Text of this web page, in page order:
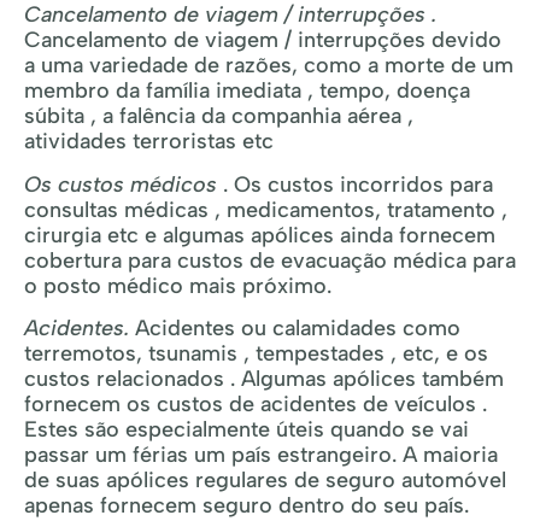
Cancelamento de viagem / interrupções .
Cancelamento de viagem / interrupções devido
a uma variedade de razões, como a morte de um
membro da família imediata , tempo, doença
súbita , a falência da companhia aérea ,
atividades terroristas etc
Os custos médicos . Os custos incorridos para
consultas médicas , medicamentos, tratamento ,
cirurgia etc e algumas apólices ainda fornecem
cobertura para custos de evacuação médica para
o posto médico mais próximo.
Acidentes. Acidentes ou calamidades como
terremotos, tsunamis , tempestades , etc, e os
custos relacionados . Algumas apólices também
fornecem os custos de acidentes de veículos .
Estes são especialmente úteis quando se vai
passar um férias um país estrangeiro. A maioria
de suas apólices regulares de seguro automóvel
apenas fornecem seguro dentro do seu país.